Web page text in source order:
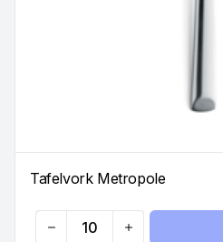
Tafelvork Metropole
Quantity